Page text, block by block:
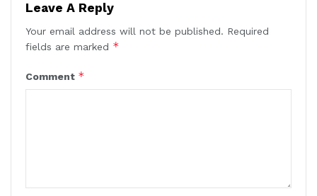
Leave A Reply
Your email address will not be published. Required
fields are marked *
Comment *